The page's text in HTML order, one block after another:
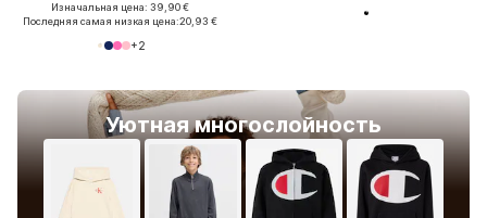
Изначальная цена: 39,90 €
Последняя самая низкая цена:20,93 €
+2
Уютная многослойность